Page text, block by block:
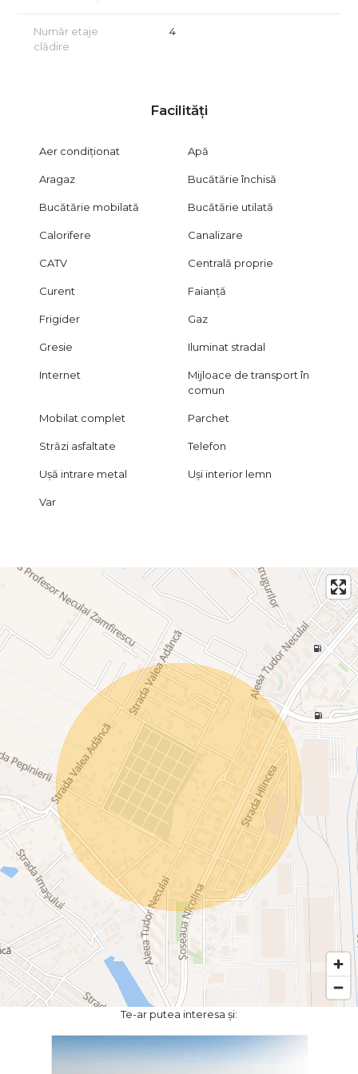
Număr etaje
clădire
4
Facilități
Aer condiționat Apă
Aragaz Bucătărie închisă
Bucătărie mobilată Bucătărie utilată
Calorifere Canalizare
CATV Centrală proprie
Curent Faianță
Frigider Gaz
Gresie Iluminat stradal
Internet
Mijloace de transport în
comun
Mobilat complet Parchet
Străzi asfaltate Telefon
Ușă intrare metal Uși interior lemn
Var
Te-ar putea interesa și: